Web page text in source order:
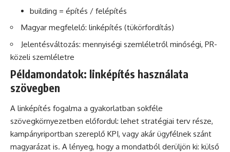
building = építés / felépítés
Magyar megfelelő: linképítés (tükörfordítás)
Jelentésváltozás: mennyiségi szemléletről minőségi, PR-
közeli szemléletre
Példamondatok: linképítés használata
szövegben
A linképítés fogalma a gyakorlatban sokféle
szövegkörnyezetben előfordul: lehet stratégiai terv része,
kampányriportban szereplő KPI, vagy akár ügyfélnek szánt
magyarázat is. A lényeg, hogy a mondatból derüljön ki: külső